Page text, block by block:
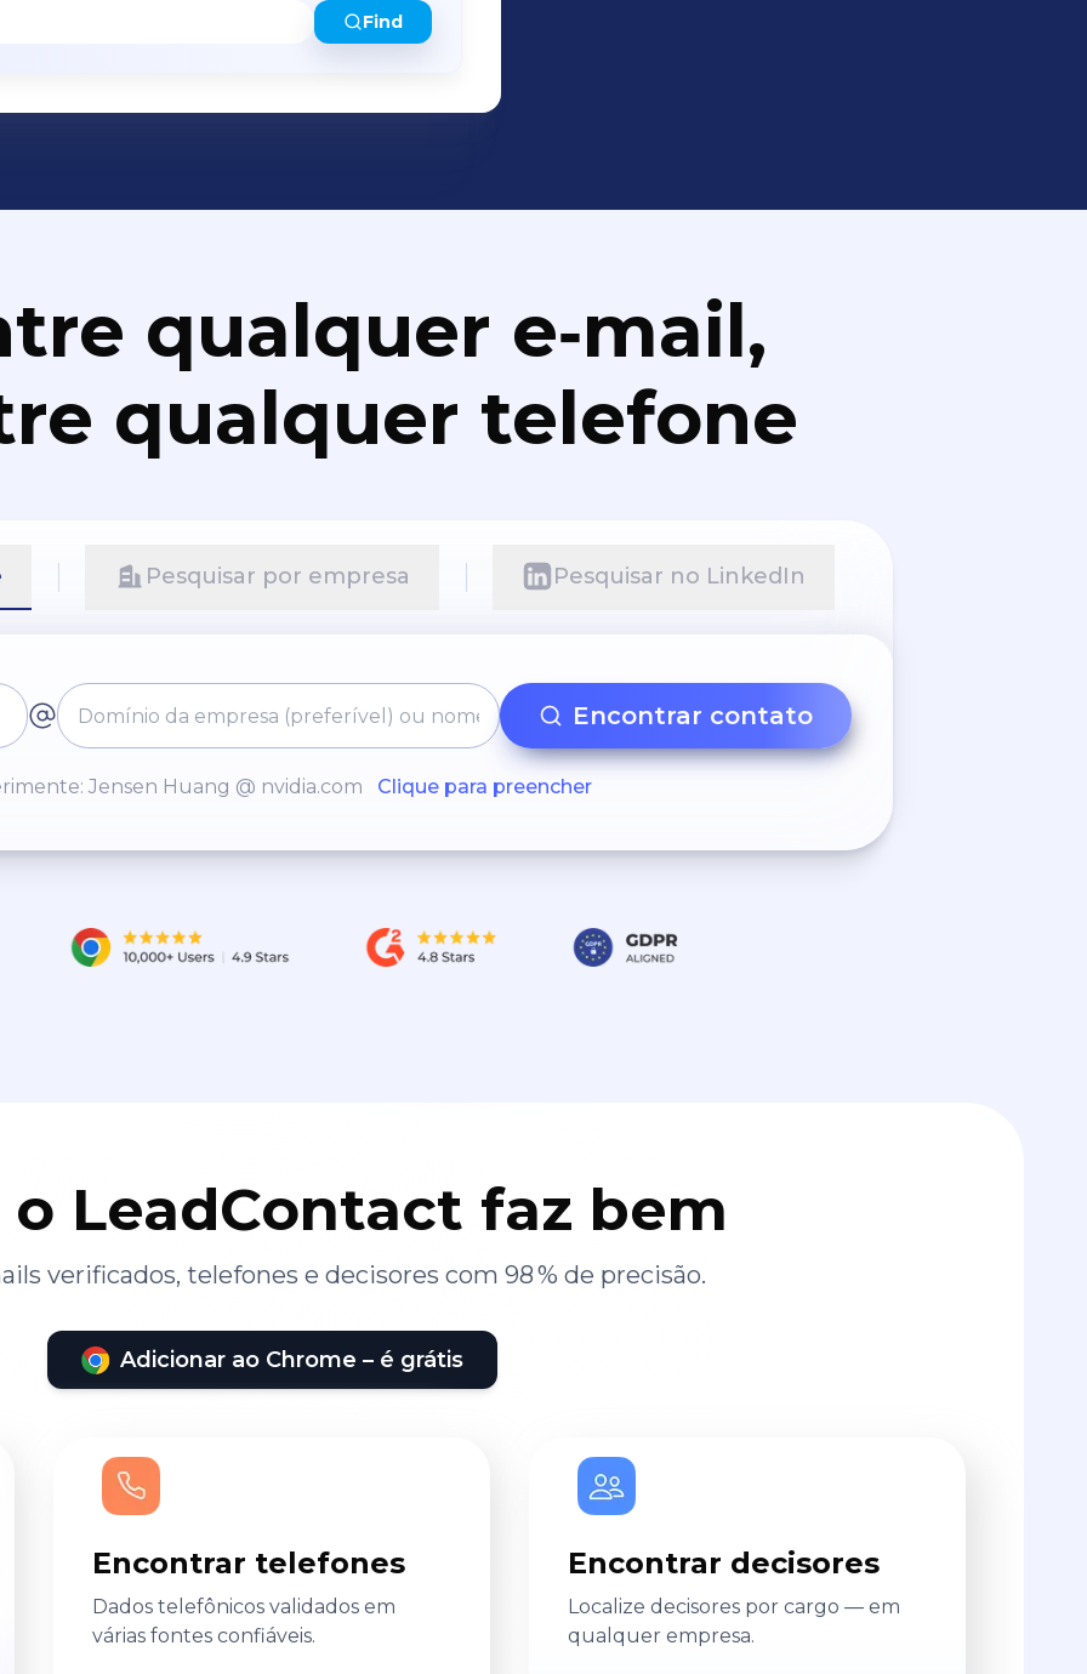
Find
qualquer e‑mail,
qualquer telefone
Pesquisar por empresa Pesquisar no LinkedIn
Encontrar contato
Jensen Huang @ nvidia.com Clique para preencher
o LeadContact faz bem
verificados, telefones e decisores com 98 % de precisão.
Adicionar ao Chrome – é grátis
Encontrar telefones
Dados telefônicos validados em
várias fontes confiáveis.
Encontrar decisores
Localize decisores por cargo — em
qualquer empresa.